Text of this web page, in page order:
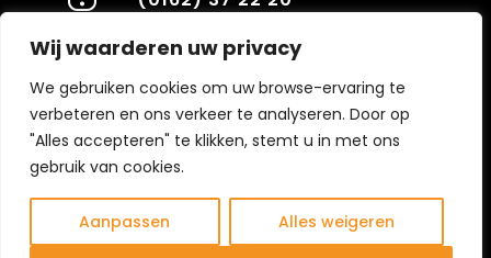
Wij waarderen uw privacy
We gebruiken cookies om uw browse-ervaring te
verbeteren en ons verkeer te analyseren. Door op
"Alles accepteren" te klikken, stemt u in met ons
gebruik van cookies.
Aanpassen Alles weigeren
e-mail
contact@cierarchitecten.nl